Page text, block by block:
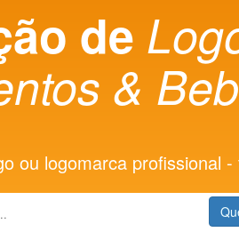
de
&
ou logomarca profissional